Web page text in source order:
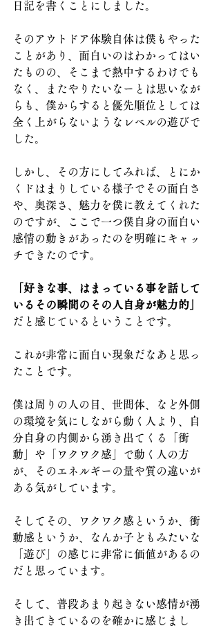
日記を書くことにしました。
そのアウトドア体験自体は僕もやった
ことがあり、面白いのはわかってはい
たものの、そこまで熱中するわけでも
なく、またやりたいなーとは思いなが
らも、僕からすると優先順位としては
全く上がらないようなレベルの遊びで
した。
しかし、その方にしてみれば、とにか
くドはまりしている様子でその面白さ
や、奥深さ、魅力を僕に教えてくれた
のですが、ここで一つ僕自身の面白い
感情の動きがあったのを明確にキャッ
チできたのです。
「好きな事、はまっている事を話して
いるその瞬間のその人自身が魅力的」
だと感じているということです。
これが非常に面白い現象だなあと思っ
たことです。
僕は周りの人の目、世間体、など外側
の環境を気にしながら動く人より、自
分自身の内側から湧き出てくる「衝
動」や「ワクワク感」で動く人の方
が、そのエネルギーの量や質の違いが
ある気がしています。
そしてその、ワクワク感というか、衝
動感というか、なんか子どもみたいな
「遊び」の感じに非常に価値があるの
だと思っています。
そして、普段あまり起きない感情が湧
き出てきているのを確かに感じまし